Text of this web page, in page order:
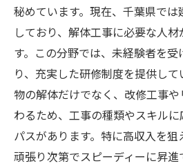
秘めています。現在、千葉県で
しており、解体工事に必要な人
す。この分野では、未経験者を
り、充実した研修制度を提供し
物の解体だけでなく、改修工事
わるため、工事の種類やスキル
パスがあります。特に高収入を狙
頑張り次第でスピーディーに昇